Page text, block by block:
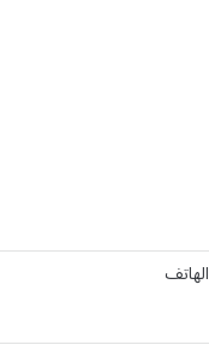
الهاتف